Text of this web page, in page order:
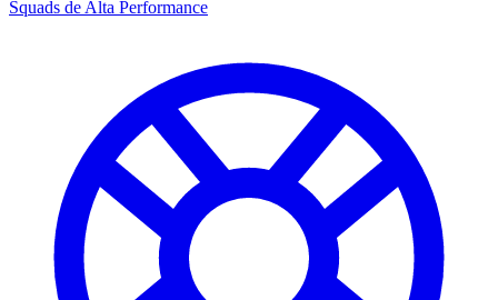
Squads de Alta Performance